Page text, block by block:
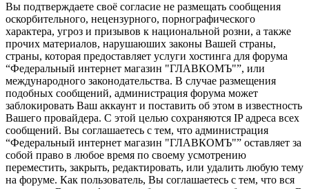
Вы подтверждаете своё согласие не размещать сообщения
оскорбительного, нецензурного, порнографического
характера, угроз и призывов к национальной розни, а также
прочих материалов, нарушаюших законы Вашей страны,
страны, которая предоставляет услуги хостинга для форума
“Федеральный интернет магазин "ГЛАВКОМЪ"”, или
международного законодательства. В случае размещения
подобных сообщений, администрация форума может
заблокировать Ваш аккаунт и поставить об этом в известность
Вашего провайдера. С этой целью сохраняются IP адреса всех
сообщений. Вы соглашаетесь с тем, что администрация
“Федеральный интернет магазин "ГЛАВКОМЪ"” оставляет за
собой право в любое время по своему усмотрению
переместить, закрыть, редактировать, или удалить любую тему
на форуме. Как пользователь, Вы соглашаетесь с тем, что вся